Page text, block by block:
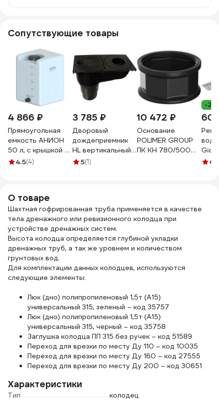
Сопутствующие товары
4 866 ₽
Прямоугольная
емкость АНИОН
50 л, с крышкой и
заглушкой К50КЗ
4.5(4)
3 785 ₽
Дворовый
дождеприемник
HL вертикальный
выпуск, для
5(1)
10 472 ₽
Основание
POLIMER GROUP
ПК КН 780/500
-
4.9
О товаре
Шахтная гофрированная труба применяется в качестве
тела дренажного или ревизионного колодца при
устройстве дренажных систем.
Высота колодца определяется глубиной укладки
дренажных труб, а так же уровнем и количеством
грунтовых вод.
Для комплектации данных колодцев, используются
следующие элементы:
Люк (дно) полипропиленовый 1,5т (A15)
универсальный 315, зеленый – код 35757
Люк (дно) полипропиленовый 1,5т (A15)
универсальный 315, черный – код 35758
Заглушка колодца ПП 315 без ручек – код 51589
Переход для врезки по месту Ду 110 – код 10035
Переход для врезки по месту Ду 160 – код 27555
Переход для врезки по месту Ду 200 – код 30651
Характеристики
Тип
колодец